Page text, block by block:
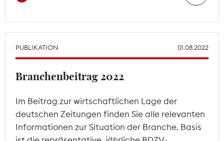
PUBLIKATION 01.08.2022
Branchenbeitrag 2022
Im Beitrag zur wirtschaftlichen Lage der
deutschen Zeitungen finden Sie alle relevanten
Informationen zur Situation der Branche. Basis